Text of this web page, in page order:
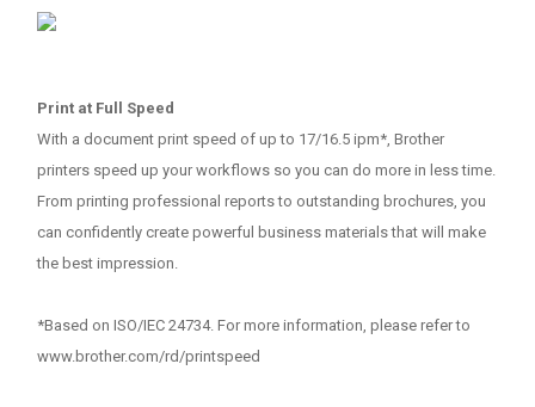
Print at Full Speed
With a document print speed of up to 17/16.5 ipm*, Brother
printers speed up your workflows so you can do more in less time.
From printing professional reports to outstanding brochures, you
can confidently create powerful business materials that will make
the best impression.
*Based on ISO/IEC 24734. For more information, please refer to
www.brother.com/rd/printspeed